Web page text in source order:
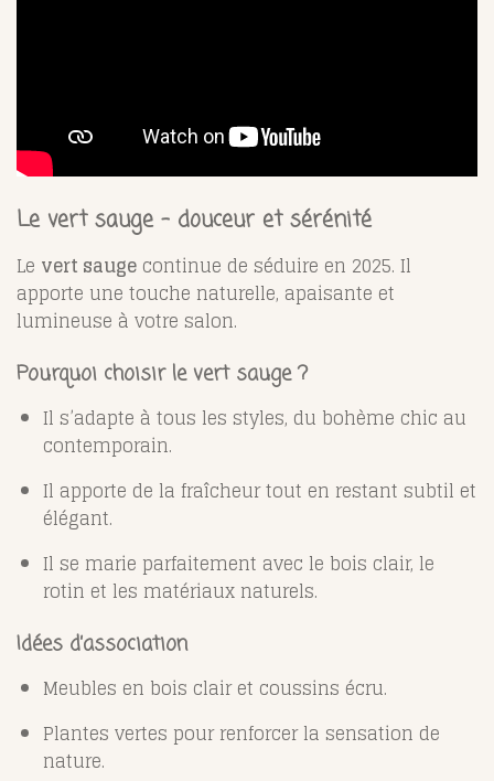
Le vert sauge – douceur et sérénité
Le vert sauge continue de séduire en 2025. Il
apporte une touche naturelle, apaisante et
lumineuse à votre salon.
Pourquoi choisir le vert sauge ?
Il s’adapte à tous les styles, du bohème chic au
contemporain.
Il apporte de la fraîcheur tout en restant subtil et
élégant.
Il se marie parfaitement avec le bois clair, le
rotin et les matériaux naturels.
Idées d’association
Meubles en bois clair et coussins écru.
Plantes vertes pour renforcer la sensation de
nature.